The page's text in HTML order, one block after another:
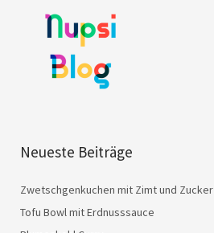
Neueste Beiträge
Zwetschgenkuchen mit Zimt und Zucker
Tofu Bowl mit Erdnusssauce